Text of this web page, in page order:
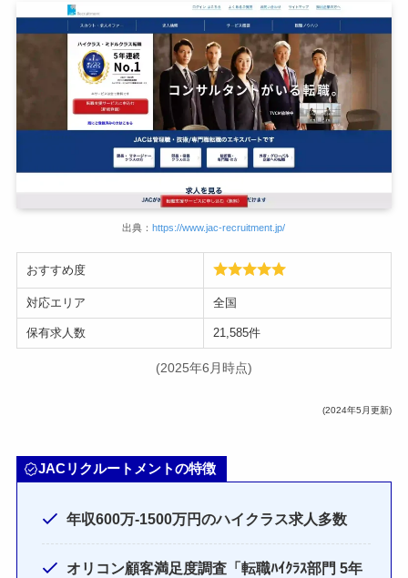
出典： https://www.jac-recruitment.jp/
おすすめ度
対応エリア 全国
保有求人数 21,585件
(2025年6月時点)
(2024年5月更新)
JACリクルートメントの特徴
年収600万-1500万円のハイクラス求人多数
オリコン顧客満足度調査「転職ﾊｲｸﾗｽ部門 5年